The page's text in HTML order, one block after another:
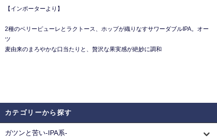
【インポーターより】
2種のベリーピューレとラクトース、ホップが織りなすサワーダブルIPA。オー
ツ
⻨由来のまろやかな⼝当たりと、贅沢な果実感が絶妙に調和
カテゴリーから探す
ガツンと苦い-IPA系-